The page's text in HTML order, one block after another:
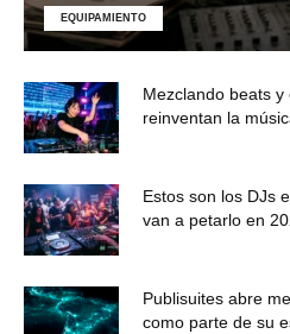
EQUIPAMIENTO
Mezclando beats
reinventan la
Estos son los DJs
van a petarlo en
Publisuites abre
como parte de su